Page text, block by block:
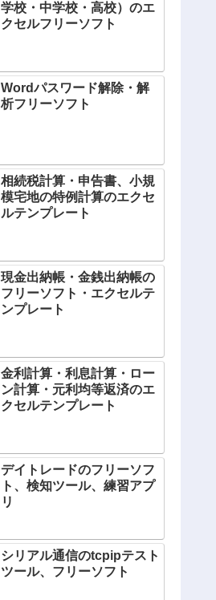
学校・中学校・高校）のエ
クセルフリーソフト
Wordパスワード解除・解
析フリーソフト
相続税計算・申告書、小規
模宅地の特例計算のエクセ
ルテンプレート
現金出納帳・金銭出納帳の
フリーソフト・エクセルテ
ンプレート
金利計算・利息計算・ロー
ン計算・元利均等返済のエ
クセルテンプレート
デイトレードのフリーソフ
ト、検知ツール、練習アプ
リ
シリアル通信のtcpipテスト
ツール、フリーソフト